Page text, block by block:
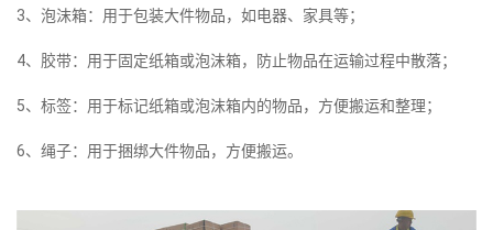
3、泡沫箱：用于包装大件物品，如电器、家具等；
4、胶带：用于固定纸箱或泡沫箱，防止物品在运输过程中散落；
5、标签：用于标记纸箱或泡沫箱内的物品，方便搬运和整理；
6、绳子：用于捆绑大件物品，方便搬运。